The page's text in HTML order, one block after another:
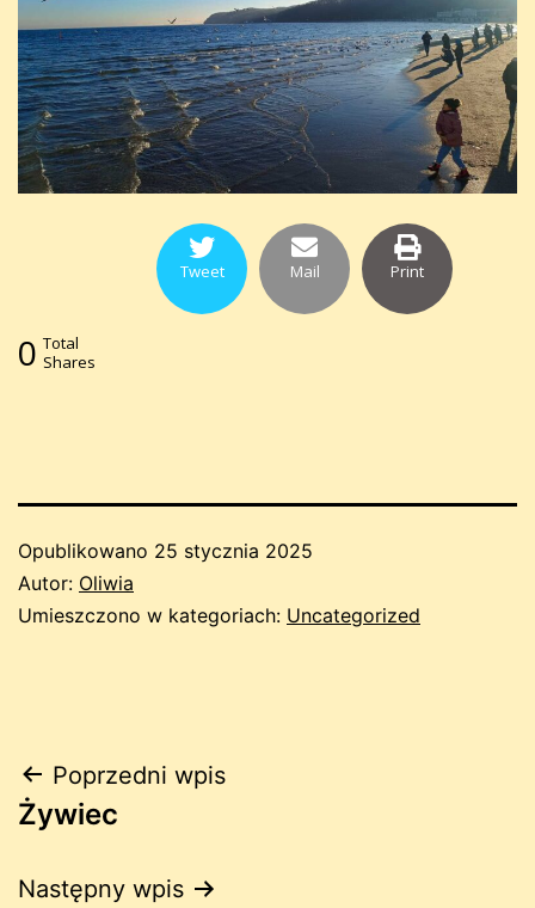
Tweet Mail Print
0 Total
Shares
Opublikowano 25 stycznia 2025
Autor: Oliwia
Umieszczono w kategoriach: Uncategorized
Nawigacja
wpisu
Poprzedni wpis
Żywiec
Następny wpis